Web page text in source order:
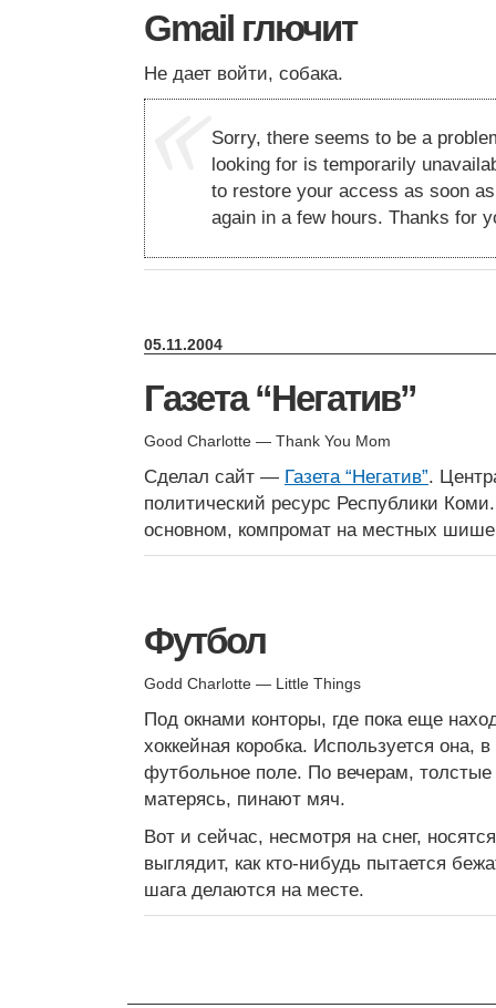
Gmail глючит
Не дает войти, собака.
Sorry, there seems to be a
looking for is temporarily
to restore your access as soon
again in a few hours. Thanks for
05.11.2004
Газета “Негатив”
Good Charlotte — Thank You Mom
Сделал сайт — Газета “Негатив”.
политический ресурс Республики Коми.
основном, компромат на местных
Футбол
Godd Charlotte — Little Things
Под окнами конторы, где пока еще
хоккейная коробка. Используется она,
футбольное поле. По вечерам,
матерясь, пинают мяч.
Вот и сейчас, несмотря на снег,
выглядит, как кто-нибудь пытается
шага делаются на месте.